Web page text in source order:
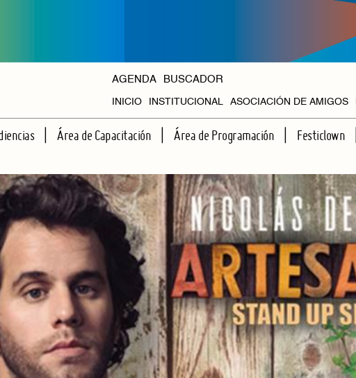
AGENDA BUSCADOR
INICIO INSTITUCIONAL
HISTORIA
ORGANISMOS
ASOCIACIÓN DE AMIGOS
Área de Capacitación Área de Programación Festiclown